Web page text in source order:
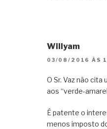
Willyam
03/08/2016 ÀS
O Sr. Vaz não cita
aos “verde-
É patente o
menos imposto